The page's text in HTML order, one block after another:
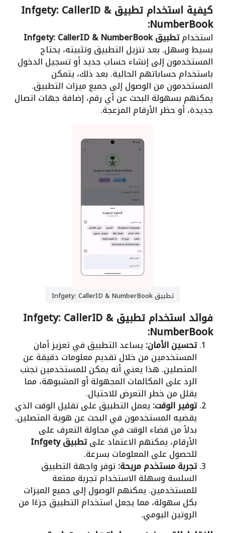
كيفية استخدام تطبيق Infgety: CallerID &
NumberBook:
استخدامتطبيق Infgety: CallerID & NumberBook
بسيط وسهل. بعد تنزيل التطبيق وتثبيته، يحتاج
المستخدمون إلى إنشاء حساب جديد أو تسجيل الدخول
باستخدام حساباتهم الحالية. بعد ذلك، يتمكن
المستخدمون من الوصول إلى جميع ميزات التطبيق.
يمكنهم بسهولة البحث عن أي رقم، إضافة جهات اتصال
جديدة، أو حظر الأرقام المزعجة.
تطبيق Infgety: CallerID & NumberBook
فوائد استخدام تطبيق Infgety: CallerID &
NumberBook:
تحسين الأمان:يساعد التطبيق في تعزيز أمان
المستخدمين من خلال تقديم معلومات دقيقة عن
المتصلين. هذا يعني أنه يمكن للمستخدمين تجنب
الرد على المكالمات المجهولة أو المشبوهة، مما
يقلل من خطر التعرض للاحتيال.
توفير الوقت:يعمل التطبيق على تقليل الوقت الذي
يقضيه المستخدمون في البحث عن هوية المتصلين.
بدلاً من قضاء الوقت في محاولة التعرف على
الأرقام، يمكنهم الاعتماد علىتطبيق Infgety
للحصول على المعلومات بسرعة.
تجربة مستخدم مريحة:توفر واجهة التطبيق
السلسة وسهلة الاستخدام تجربة ممتعة
للمستخدمين. يمكنهم الوصول إلى جميع الميزات
بكل سهولة، مما يجعل استخدام التطبيق جزءًا من
الروتين اليومي.